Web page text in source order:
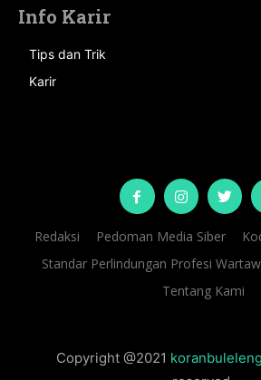
Info Karir
Tips dan Trik
Karir
Redaksi Pedoman Media Siber
Standar Perlindungan Profesi
Tentang Kami
Copyright @2021